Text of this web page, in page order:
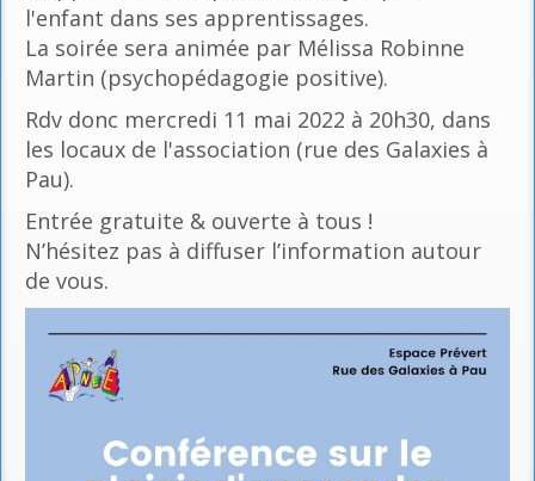
l'enfant dans ses apprentissages.
La soirée sera animée par Mélissa Robinne
Martin (psychopédagogie positive).
Rdv donc mercredi 11 mai 2022 à 20h30, dans
les locaux de l'association (rue des Galaxies à
Pau).
Entrée gratuite & ouverte à tous !
N’hésitez pas à diffuser l’information autour
de vous.